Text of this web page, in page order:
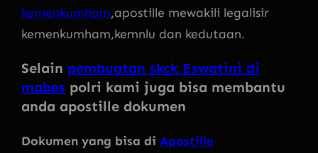
kemenkumham,apostille mewakili legalisir
kemenkumham,kemnlu dan kedutaan.
Selain pembuatan skck Eswatini di
mabes polri kami juga bisa membantu
anda apostille dokumen
Dokumen yang bisa di Apostille